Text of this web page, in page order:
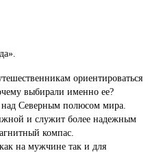
ориентироваться
выбирали именно ее?
над Северным полюсом мира.
и служит более надежным
компас.
на мужчине так и для